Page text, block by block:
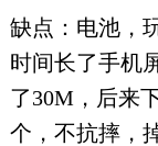
缺点：电池，
时间长了手机
了30M，后来
个，不抗摔，